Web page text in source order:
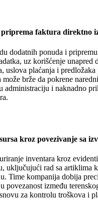
faktura direktno
dodatnih ponuda i
uz korišćenje unapred
uslova plaćanja i predložaka
može brže da pokrene
administraciju i naknadno
kroz povezivanje sa
inventara kroz
uključujući rad sa artiklima
Time kompanija dobija
povezanost između
za kontrolu troškova i